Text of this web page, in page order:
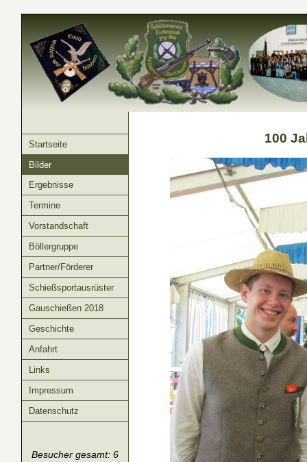
Startseite
Bilder
Ergebnisse
Termine
Vorstandschaft
Böllergruppe
Partner/Förderer
Schießsportausrüster
Gauschießen 2018
Geschichte
Anfahrt
Links
Impressum
Datenschutz
Besucher gesamt: 6
100